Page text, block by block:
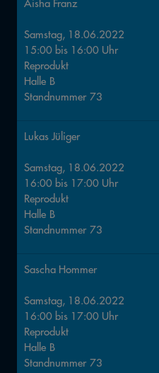
Aisha Franz
Samstag, 18.06.2022
15:00 bis 16:00 Uhr
Reprodukt
Halle B
Standnummer 73
Lukas Jüliger
Samstag, 18.06.2022
16:00 bis 17:00 Uhr
Reprodukt
Halle B
Standnummer 73
Sascha Hommer
Samstag, 18.06.2022
16:00 bis 17:00 Uhr
Reprodukt
Halle B
Standnummer 73